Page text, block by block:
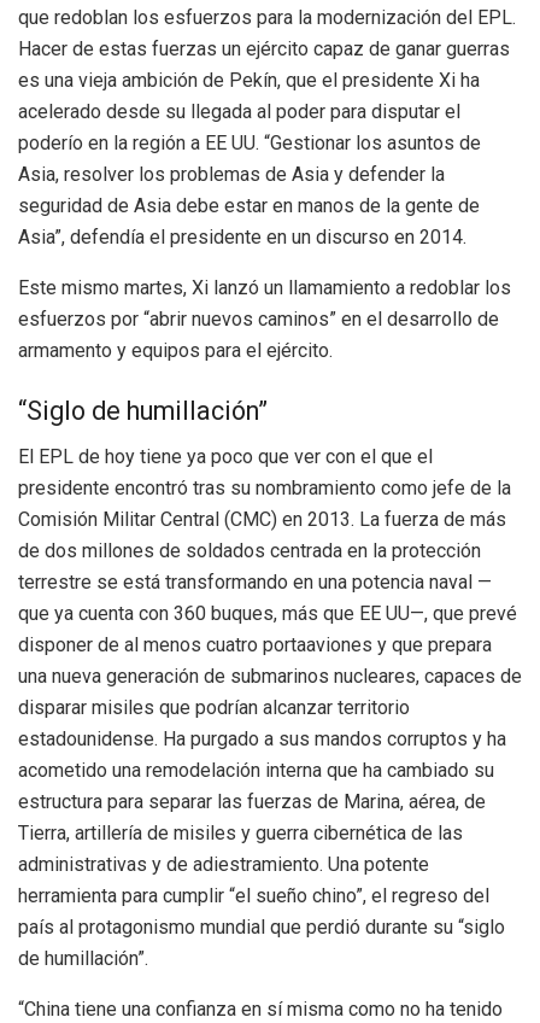
que redoblan los esfuerzos para la modernización del EPL.
Hacer de estas fuerzas un ejército capaz de ganar guerras
es una vieja ambición de Pekín, que el presidente Xi ha
acelerado desde su llegada al poder para disputar el
poderío en la región a EE UU. “Gestionar los asuntos de
Asia, resolver los problemas de Asia y defender la
seguridad de Asia debe estar en manos de la gente de
Asia”, defendía el presidente en un discurso en 2014.
Este mismo martes, Xi lanzó un llamamiento a redoblar los
esfuerzos por “abrir nuevos caminos” en el desarrollo de
armamento y equipos para el ejército.
“Siglo de humillación”
El EPL de hoy tiene ya poco que ver con el que el
presidente encontró tras su nombramiento como jefe de la
Comisión Militar Central (CMC) en 2013. La fuerza de más
de dos millones de soldados centrada en la protección
terrestre se está transformando en una potencia naval —
que ya cuenta con 360 buques, más que EE UU—, que prevé
disponer de al menos cuatro portaaviones y que prepara
una nueva generación de submarinos nucleares, capaces de
disparar misiles que podrían alcanzar territorio
estadounidense. Ha purgado a sus mandos corruptos y ha
acometido una remodelación interna que ha cambiado su
estructura para separar las fuerzas de Marina, aérea, de
Tierra, artillería de misiles y guerra cibernética de las
administrativas y de adiestramiento. Una potente
herramienta para cumplir “el sueño chino”, el regreso del
país al protagonismo mundial que perdió durante su “siglo
de humillación”.
“China tiene una confianza en sí misma como no ha tenido